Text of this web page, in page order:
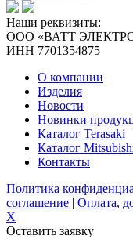
Наши реквизиты:
ООО «ВАТТ
ИНН 7701354875
О компании
Изделия
Новости
Новинки
Каталог Terasaki
Каталог
Контакты
Политика
соглашение | Оплата,
X
Оставить заявку